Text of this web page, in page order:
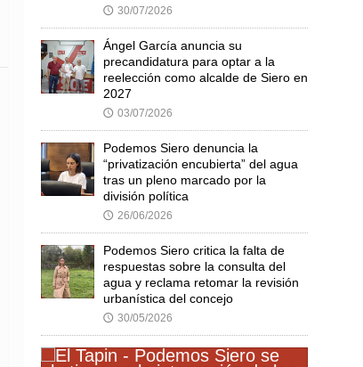
🕔 30/07/2026
Ángel García anuncia su
precandidatura para optar a la
reelección como alcalde de Siero en
2027
🕔 03/07/2026
Podemos Siero denuncia la
“privatización encubierta” del agua
tras un pleno marcado por la
división política
🕔 26/06/2026
Podemos Siero critica la falta de
respuestas sobre la consulta del
agua y reclama retomar la revisión
urbanística del concejo
🕔 30/05/2026